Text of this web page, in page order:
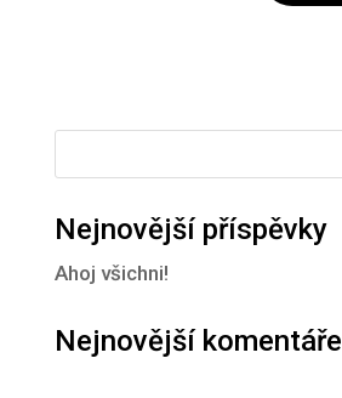
Nejnovější příspěvky
Ahoj všichni!
Nejnovější komentáře